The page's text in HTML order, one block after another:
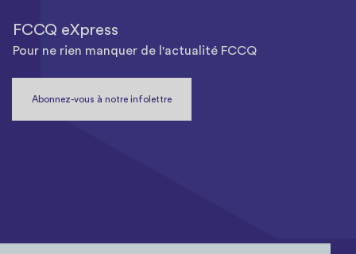
FCCQ eXpress
Pour ne rien manquer de l'actualité FCCQ
Abonnez-vous à notre infolettre